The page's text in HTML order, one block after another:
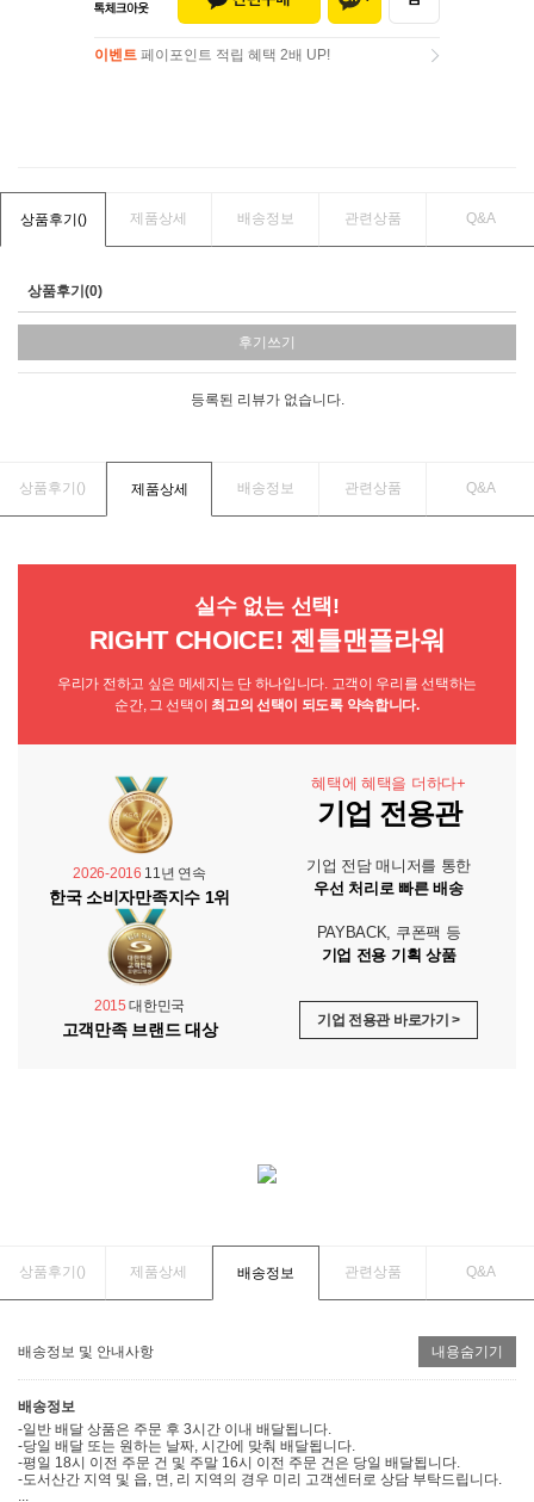
페이포인트 적립 혜택 2배 UP!
이벤트 페이포인트 적립 혜택 2배 UP!
상품후기() 제품상세 배송정보 관련상품 Q&A
상품후기(0)
후기쓰기
등록된 리뷰가 없습니다.
상품후기() 제품상세 배송정보 관련상품 Q&A
실수 없는 선택!
RIGHT CHOICE! 젠틀맨플라워
우리가 전하고 싶은 메세지는 단 하나입니다. 고객이 우리를 선택하는
순간, 그 선택이 최고의 선택이 되도록 약속합니다.
2026-2016 11년 연속
한국 소비자만족지수 1위
2015 대한민국
고객만족 브랜드 대상
혜택에 혜택을 더하다+
기업 전용관
기업 전담 매니저를 통한
우선 처리로 빠른 배송
PAYBACK, 쿠폰팩 등
기업 전용 기획 상품
기업 전용관 바로가기 >
상품후기() 제품상세 배송정보 관련상품 Q&A
배송정보 및 안내사항 내용숨기기
배송정보
-일반 배달 상품은 주문 후 3시간 이내 배달됩니다.
-당일 배달 또는 원하는 날짜, 시간에 맞춰 배달됩니다.
-평일 18시 이전 주문 건 및 주말 16시 이전 주문 건은 당일 배달됩니다.
-도서산간 지역 및 읍, 면, 리 지역의 경우 미리 고객센터로 상담 부탁드립니다.